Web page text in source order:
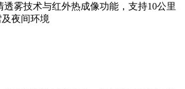
雾技术与红外热成像功能，支持10公里
夜间环境